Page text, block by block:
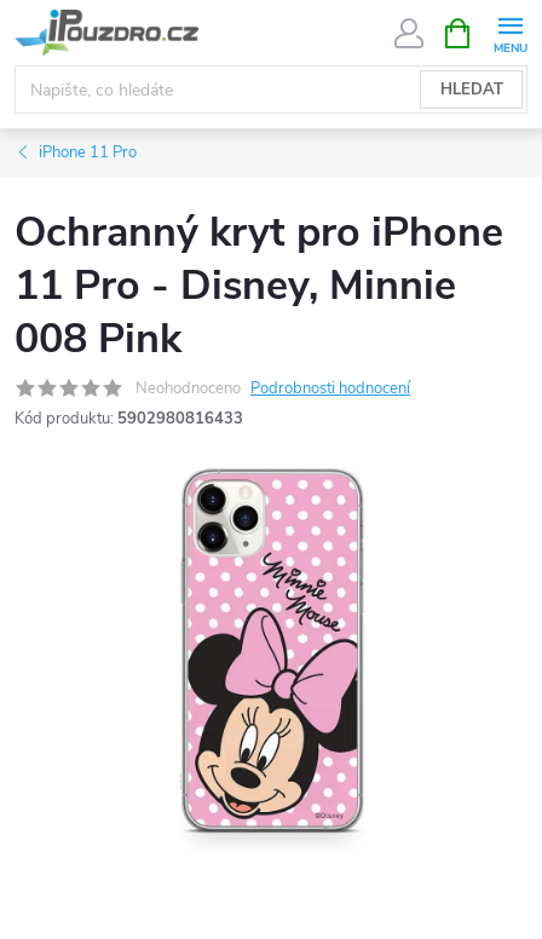
na
obsah
HLEDAT
NÁKUPNÍ
KOŠÍK
iPhone 11 Pro
Ochranný kryt pro iPhone
11 Pro - Disney, Minnie
008 Pink
Neohodnoceno Podrobnosti hodnocení
Kód produktu: 5902980816433